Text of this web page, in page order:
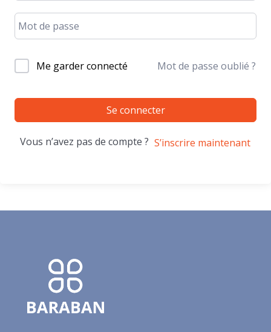
Me garder connecté Mot de passe oublié ?
Se connecter
Vous n’avez pas de compte ? S’inscrire maintenant